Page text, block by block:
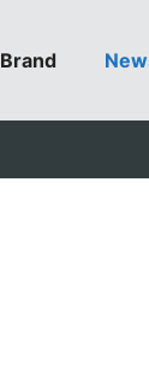
Brand